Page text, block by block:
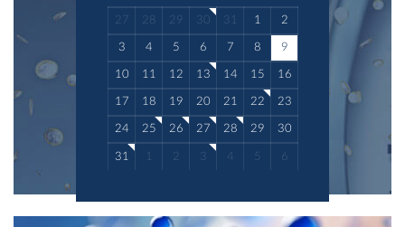
27 28 29 30 31 1 2
3 4 5 6 7 8 9
10 11 12 13 14 15 16
17 18 19 20 21 22 23
24 25 26 27 28 29 30
31 1 2 3 4 5 6